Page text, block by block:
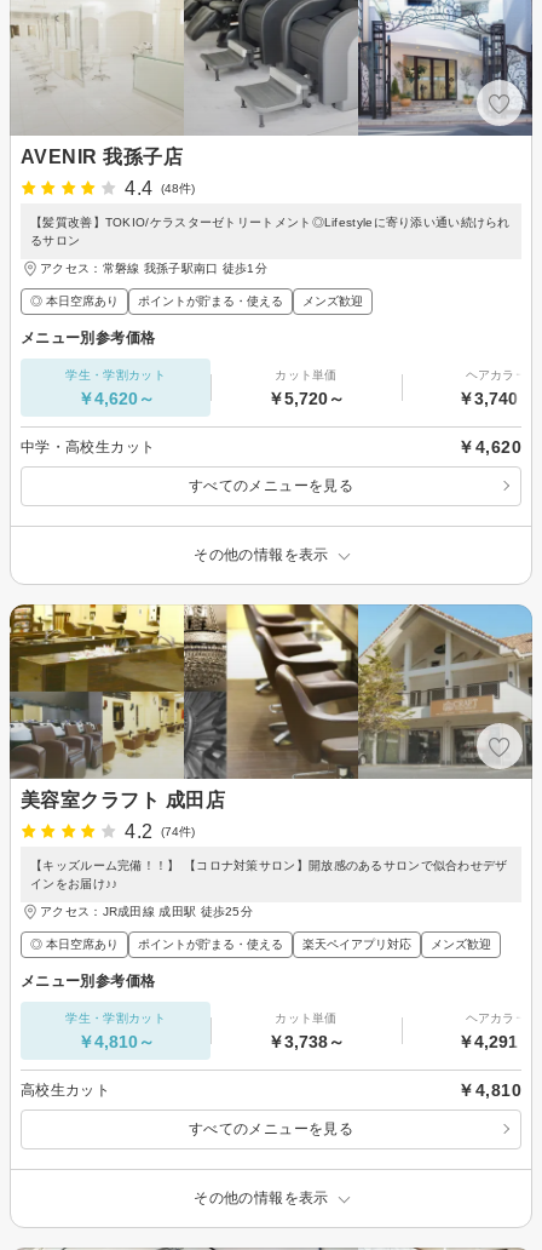
AVENIR 我孫子店
4.4
(48件)
【髪質改善】TOKIO/ケラスターゼトリートメント◎Lifestyleに寄り添い通い続けられ
るサロン
アクセス：常磐線 我孫子駅南口 徒歩1分
◎ 本日空席あり ポイントが貯まる・使える メンズ歓迎
メニュー別参考価格
学生・学割カット
￥4,620～
カット単価
￥5,720～
ヘアカラー
￥3,740～
中学・高校生カット ￥4,620
すべてのメニューを見る
その他の情報を表示
美容室クラフト 成田店
4.2
(74件)
【キッズルーム完備！！】 【コロナ対策サロン】開放感のあるサロンで似合わせデザ
インをお届け♪♪
アクセス：JR成田線 成田駅 徒歩25分
◎ 本日空席あり ポイントが貯まる・使える 楽天ペイアプリ対応 メンズ歓迎
メニュー別参考価格
学生・学割カット
￥4,810～
カット単価
￥3,738～
ヘアカラー
￥4,291～
高校生カット ￥4,810
すべてのメニューを見る
その他の情報を表示